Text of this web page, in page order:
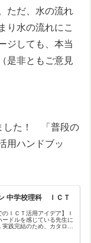
ただ、水の流れ
り水の流れにこ
ジしても、本当
是非ともご意見
した！ 「普段の
用ハンドブッ
中学校理科 ＩＣＴ
のＩＣＴ活用アイデア】Ｉ
ードルを感じている先生に
践完結のため、カタログ